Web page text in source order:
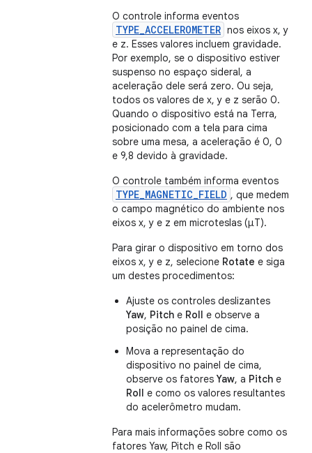
O controle informa eventos
TYPE_ACCELEROMETER nos eixos x, y
e z. Esses valores incluem gravidade.
Por exemplo, se o dispositivo estiver
suspenso no espaço sideral, a
aceleração dele será zero. Ou seja,
todos os valores de x, y e z serão 0.
Quando o dispositivo está na Terra,
posicionado com a tela para cima
sobre uma mesa, a aceleração é 0, 0
e 9,8 devido à gravidade.
O controle também informa eventos
TYPE_MAGNETIC_FIELD , que medem
o campo magnético do ambiente nos
eixos x, y e z em microteslas (μT).
Para girar o dispositivo em torno dos
eixos x, y e z, selecione Rotate e siga
um destes procedimentos:
Ajuste os controles deslizantes
Yaw, Pitch e Roll e observe a
posição no painel de cima.
Mova a representação do
dispositivo no painel de cima,
observe os fatores Yaw, a Pitch e
Roll e como os valores resultantes
do acelerômetro mudam.
Para mais informações sobre como os
fatores Yaw, Pitch e Roll são